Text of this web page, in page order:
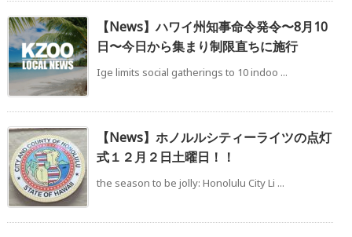
【News】ハワイ州知事命令発令〜8月10
日〜今日から集まり制限直ちに施行
Ige limits social gatherings to 10 indoo ...
【News】ホノルルシティーライツの点灯
式１２月２日土曜日！！
the season to be jolly: Honolulu City Li ...